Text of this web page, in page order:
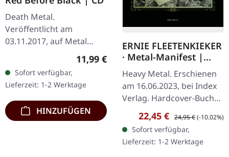
Death Metal.
Veröffentlicht am
03.11.2017, auf Metal
Blade Records. CD im
Jewelcase. Cannibal
Corpse kehren mit ihrem
vierzehnten Studiowerk
zurück…
Regulärer Preis:
11,99 €
Sofort verfügbar,
Lieferzeit: 1-2 Werktage
HINZUFÜGEN
ERNIE FLEETENKIEKER
· Metal-Manifest |
BOOK
Heavy Metal. Erschienen
am 16.06.2023, bei Index
Verlag. Hardcover-Buch
mit Heißprägedruck.
Deutsche Ausgabe. 360
Seiten mit zahlreichen
Bildern.…
Verkaufspreis:
22,45 € Regulärer Preis:
24,95 €(-10.02%)
Sofort verfügbar,
Lieferzeit: 1-2 Werktage